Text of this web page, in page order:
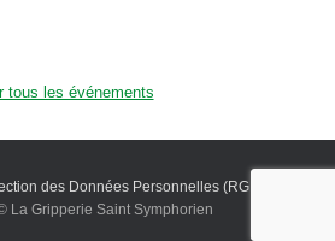
tous les événements
des Données Personnelles (RGPD)
La Gripperie Saint Symphorien